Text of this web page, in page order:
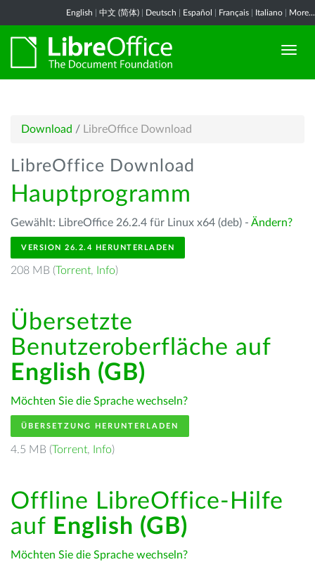
English 中文 (简体) Deutsch Español Français Italiano More...
Download / LibreOffice Download
LibreOffice Download
Hauptprogramm
Gewählt: LibreOffice 26.2.4 für Linux x64 (deb) - Ändern?
VERSION 26.2.4 HERUNTERLADEN
208 MB (Torrent, Info)
Übersetzte
Benutzeroberfläche auf
English (GB)
Möchten Sie die Sprache wechseln?
ÜBERSETZUNG HERUNTERLADEN
4.5 MB (Torrent, Info)
Offline LibreOffice-Hilfe
auf English (GB)
Möchten Sie die Sprache wechseln?